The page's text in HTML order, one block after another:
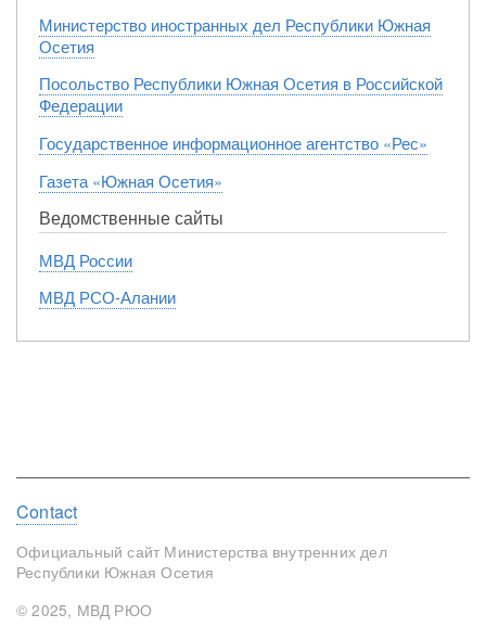
Министерство иностранных дел Республики Южная
Осетия
Посольство Республики Южная Осетия в Российской
Федерации
Государственное информационное агентство «Рес»
Газета «Южная Осетия»
Ведомственные сайты
МВД России
МВД РСО-Алании
Footer
menu
Contact
Официальный сайт Министерства внутренних дел
Республики Южная Осетия
© 2025, МВД РЮО